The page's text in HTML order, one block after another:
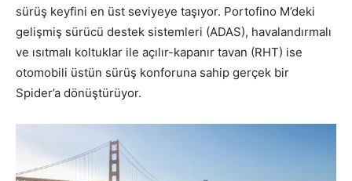
sürüş keyfini en üst seviyeye taşıyor. Portofino M’deki
gelişmiş sürücü destek sistemleri (ADAS), havalandırmalı
ve ısıtmalı koltuklar ile açılır-kapanır tavan (RHT) ise
otomobili üstün sürüş konforuna sahip gerçek bir
Spider’a dönüştürüyor.